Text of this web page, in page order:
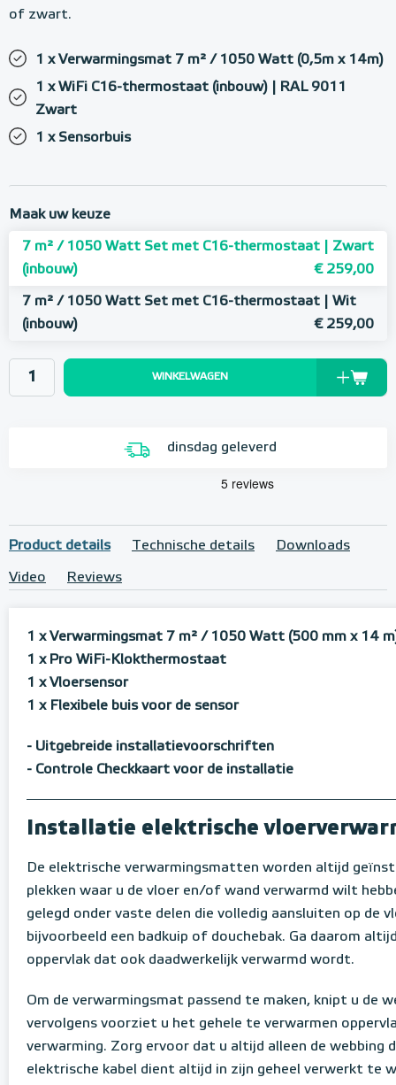
of zwart.
1 x Verwarmingsmat 7 m² / 1050 Watt (0,5m x 14m)
1 x WiFi C16-thermostaat (inbouw) | RAL 9011
Zwart
1 x Sensorbuis
Maak uw keuze
7 m² / 1050 Watt Set met C16-thermostaat | Zwart
(inbouw)
€ 259,00
7 m² / 1050 Watt Set met C16-thermostaat | Wit
(inbouw)
€ 259,00
WINKELWAGEN
dinsdag geleverd
Product details Technische details Downloads
Video Reviews
1 x Verwarmingsmat 7 m² / 1050 Watt (500 mm x 14
1 x Pro WiFi-Klokthermostaat
1 x Vloersensor
1 x Flexibele buis voor de sensor
- Uitgebreide installatievoorschriften
- Controle Checkkaart voor de installatie
Installatie elektrische
De elektrische verwarmingsmatten worden altijd
plekken waar u de vloer en/of wand verwarmd wilt
gelegd onder vaste delen die volledig aansluiten op de
bijvoorbeeld een badkuip of douchebak. Ga daarom
oppervlak dat ook daadwerkelijk verwarmd wordt.
Om de verwarmingsmat passend te maken, knipt u de
vervolgens voorziet u het gehele te verwarmen
verwarming. Zorg ervoor dat u altijd alleen de webbing
elektrische kabel dient altijd in zijn geheel verwerkt te